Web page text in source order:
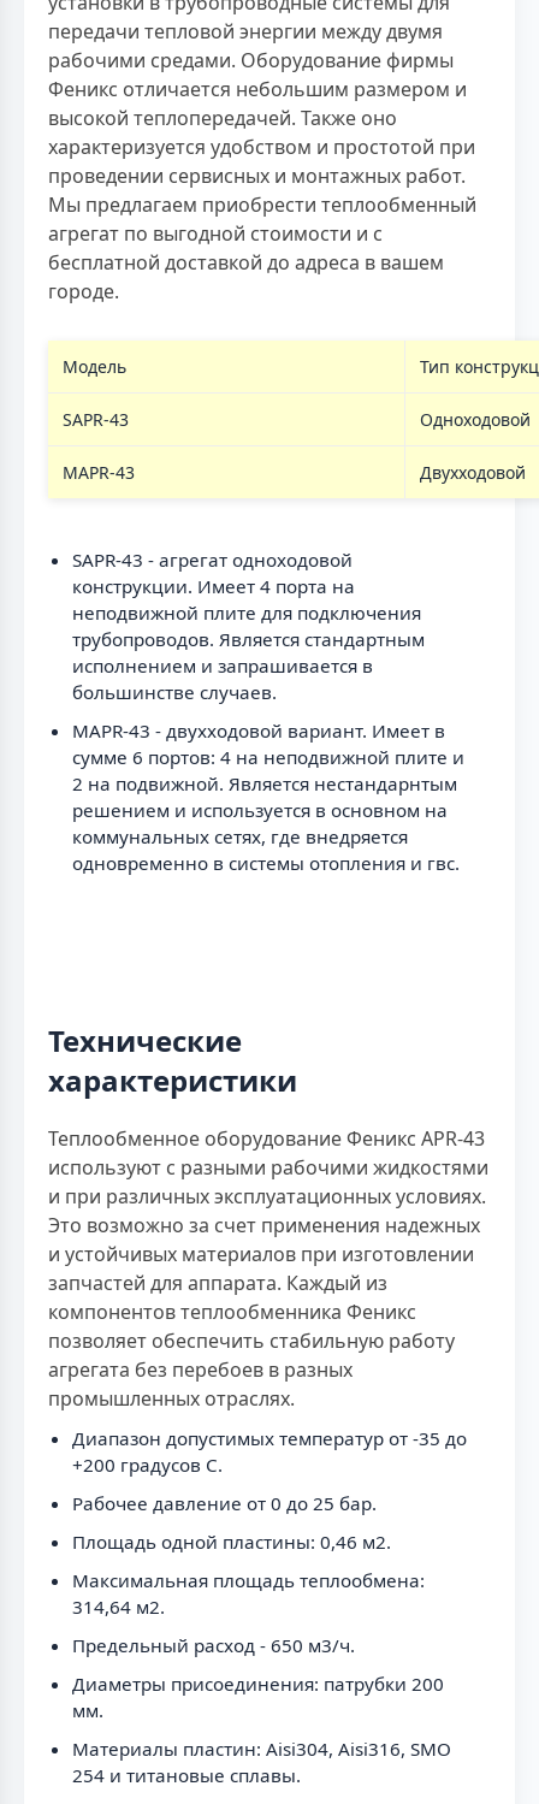
передачи тепловой энергии между двумя
рабочими средами. Оборудование фирмы
Феникс отличается небольшим размером и
высокой теплопередачей. Также оно
характеризуется удобством и простотой при
проведении сервисных и монтажных работ.
Мы предлагаем приобрести теплообменный
агрегат по выгодной стоимости и с
бесплатной доставкой до адреса в вашем
городе.
Модель Тип
SAPR-43 Одноходовой
MAPR-43 Двухходовой
SAPR-43 - агрегат одноходовой
конструкции. Имеет 4 порта на
неподвижной плите для подключения
трубопроводов. Является стандартным
исполнением и запрашивается в
большинстве случаев.
MAPR-43 - двухходовой вариант. Имеет в
сумме 6 портов: 4 на неподвижной плите и
2 на подвижной. Является нестандарнтым
решением и используется в основном на
коммунальных сетях, где внедряется
одновременно в системы отопления и гвс.
Технические
характеристики
Теплообменное оборудование Феникс APR-43
используют с разными рабочими жидкостями
и при различных эксплуатационных условиях.
Это возможно за счет применения надежных
и устойчивых материалов при изготовлении
запчастей для аппарата. Каждый из
компонентов теплообменника Феникс
позволяет обеспечить стабильную работу
агрегата без перебоев в разных
промышленных отраслях.
Диапазон допустимых температур от -35 до
+200 градусов C.
Рабочее давление от 0 до 25 бар.
Площадь одной пластины: 0,46 м2.
Максимальная площадь теплообмена:
314,64 м2.
Предельный расход - 650 м3/ч.
Диаметры присоединения: патрубки 200
мм.
Материалы пластин: Aisi304, Aisi316, SMO
254 и титановые сплавы.